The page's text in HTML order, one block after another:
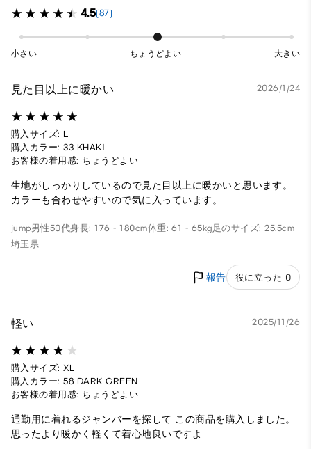
4.5(87)
小さい ちょうどよい 大きい
見た目以上に暖かい 2026/1/24
購入サイズ: L
購入カラー: 33 KHAKI
お客様の着用感: ちょうどよい
生地がしっかりしているので見た目以上に暖かいと思います。
カラーも合わせやすいので気に入っています。
jump男性50代身長: 176 - 180cm体重: 61 - 65kg足のサイズ: 25.5cm
埼玉県
報告 役に立った 0
軽い 2025/11/26
購入サイズ: XL
購入カラー: 58 DARK GREEN
お客様の着用感: ちょうどよい
通勤用に着れるジャンバーを探して この商品を購入しました。
思ったより暖かく軽くて着心地良いですよ